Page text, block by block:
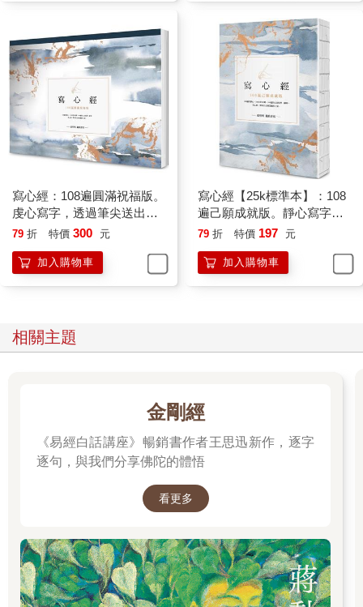
寫心經：108遍圓滿祝福版。
虔心寫字，透過筆尖送出內
在的祝福【A4可撕大開本】
79 折 特價 300 元
加入購物車
寫心經【25k標準本】：108
遍己願成就版。靜心寫字，
透過筆尖進入內心安靜的宇
79 折 特價 197 元
加入購物車
相關主題
金剛經
《易經白話講座》暢銷書作者王思迅新作，逐字
逐句，與我們分享佛陀的體悟
看更多